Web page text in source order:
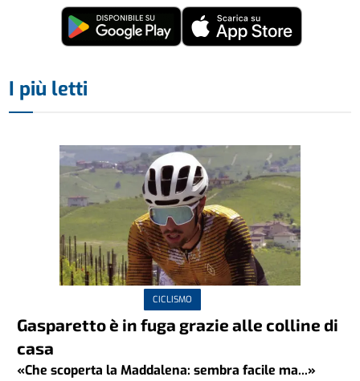
I più letti
CICLISMO
Gasparetto è in fuga grazie alle colline di
casa
«Che scoperta la Maddalena: sembra facile ma...»